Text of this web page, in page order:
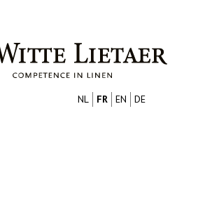
NL FR EN DE